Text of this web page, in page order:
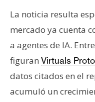
La noticia resulta
mercado ya cuenta
a agentes de IA.
figuran Virtuals
datos citados en el
acumuló un